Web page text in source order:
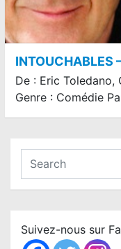
De : Eric Toledano,
Genre : Comédie
a
c
h
Suivez-nous sur